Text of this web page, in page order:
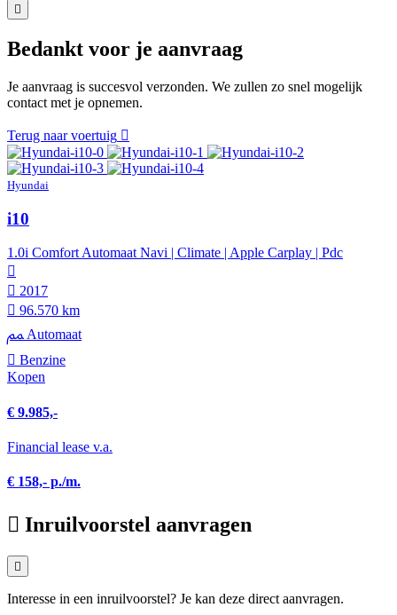
Bedankt voor je aanvraag
Je aanvraag is succesvol verzonden. We zullen zo snel mogelijk
contact met je opnemen.
Terug naar voertuig
Hyundai
i10
1.0i Comfort Automaat Navi | Climate | Apple Carplay | Pdc
2017
96.570 km
Automaat
Benzine
Kopen
€ 9.985,-
Financial lease v.a.
€ 158,- p./m.
Inruilvoorstel aanvragen
Interesse in een inruilvoorstel? Je kan deze direct aanvragen.